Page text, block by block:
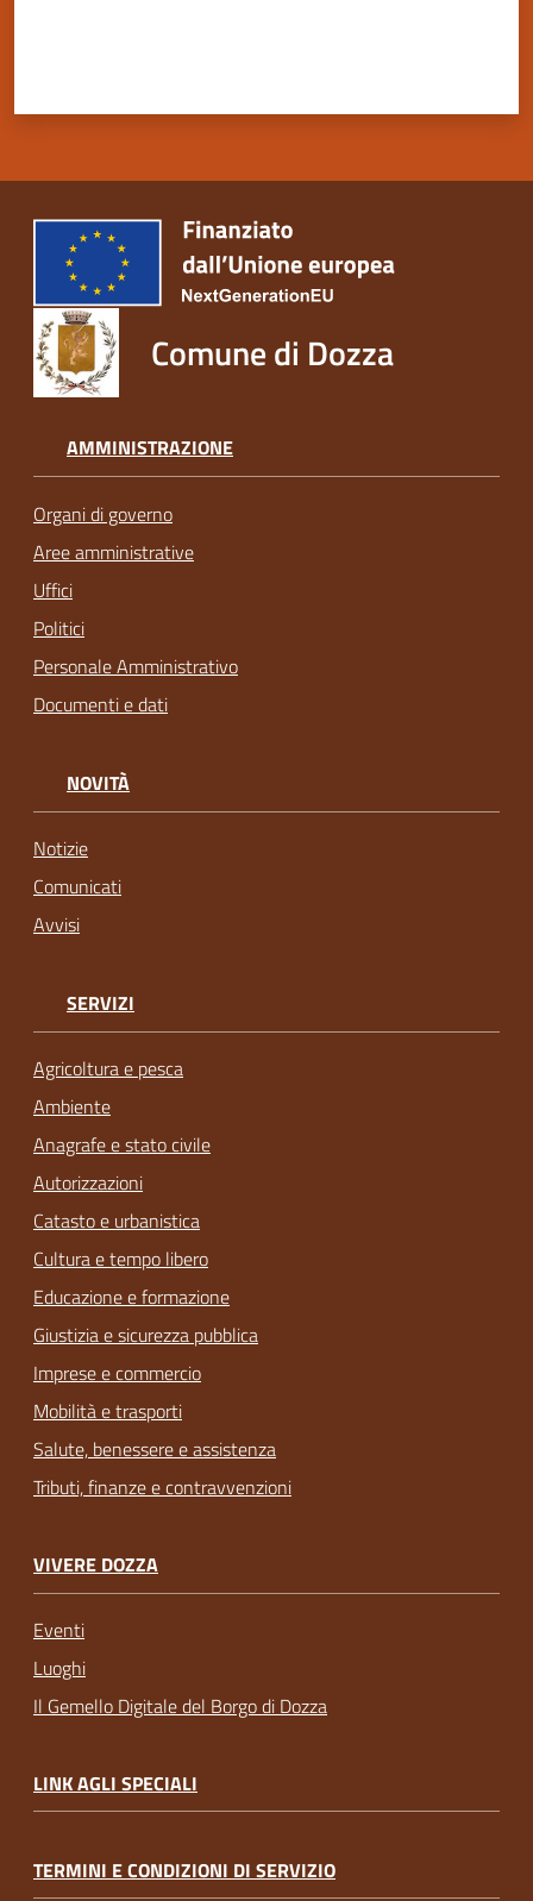
Comune di Dozza
AMMINISTRAZIONE
Organi di governo
Aree amministrative
Uffici
Politici
Personale Amministrativo
Documenti e dati
NOVITÀ
Notizie
Comunicati
Avvisi
SERVIZI
Agricoltura e pesca
Ambiente
Anagrafe e stato civile
Autorizzazioni
Catasto e urbanistica
Cultura e tempo libero
Educazione e formazione
Giustizia e sicurezza pubblica
Imprese e commercio
Mobilità e trasporti
Salute, benessere e assistenza
Tributi, finanze e contravvenzioni
VIVERE DOZZA
Eventi
Luoghi
Il Gemello Digitale del Borgo di Dozza
LINK AGLI SPECIALI
TERMINI E CONDIZIONI DI SERVIZIO